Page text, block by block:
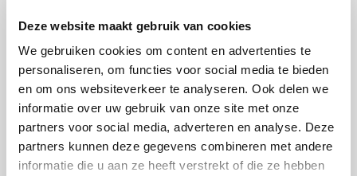
Deze website maakt gebruik van cookies
We gebruiken cookies om content en advertenties te
personaliseren, om functies voor social media te bieden
en om ons websiteverkeer te analyseren. Ook delen we
informatie over uw gebruik van onze site met onze
partners voor social media, adverteren en analyse. Deze
partners kunnen deze gegevens combineren met andere
informatie die u aan ze heeft verstrekt of die ze hebben
Tip
Je kan de soep gemakkelijk warmhouden in de
stoomoven op 90 °C zonder dat de room of eieren
kunnen gaan schiften.